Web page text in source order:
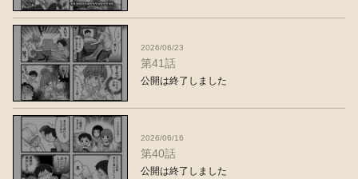
2026/06/23
第41話
公開は終了しました
2026/06/16
第40話
公開は終了しました